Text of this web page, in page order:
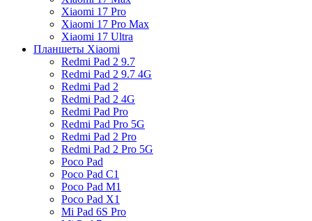
Xiaomi 17 Pro
Xiaomi 17 Pro Max
Xiaomi 17 Ultra
Планшеты Xiaomi
Redmi Pad 2 9.7
Redmi Pad 2 9.7 4G
Redmi Pad 2
Redmi Pad 2 4G
Redmi Pad Pro
Redmi Pad Pro 5G
Redmi Pad 2 Pro
Redmi Pad 2 Pro 5G
Poco Pad
Poco Pad C1
Poco Pad M1
Poco Pad X1
Mi Pad 6S Pro